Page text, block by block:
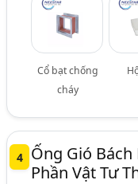
Cổ bạt chống
cháy
4
Ống Gió Bách
Phần Vật Tư